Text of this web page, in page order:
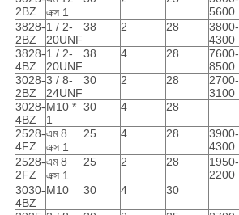
2BZ
এক্স 1
5600
3828-
2BZ
1 / 2-
20UNF
38 2 28
3800-
4300
3828-
4BZ
1 / 2-
20UNF
38 4 28
7600-
8500
3028-
2BZ
3 / 8-
24UNF
30 2 28
2700-
3100
3028-
4BZ
M10 *
1
30 4 28
2528-
4FZ
এম 8
এক্স 1
25 4 28
3900-
4300
2528-
2FZ
এম 8
এক্স 1
25 2 28
1950-
2200
3030-
4BZ
M10 30 4 30